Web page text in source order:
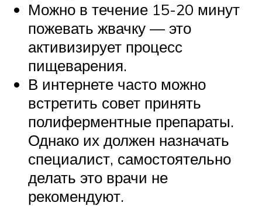
Можно в течение 15-20 минут
пожевать жвачку — это
активизирует процесс
пищеварения.
В интернете часто можно
встретить совет принять
полиферментные препараты.
Однако их должен назначать
специалист, самостоятельно
делать это врачи не
рекомендуют.